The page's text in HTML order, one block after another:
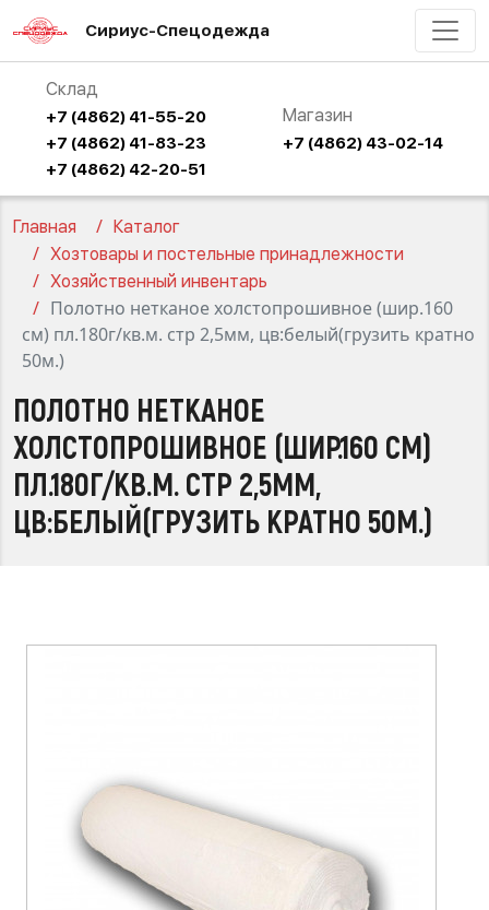
Сириус-Спецодежда
Склад
+7 (4862) 41-55-20
+7 (4862) 41-83-23
+7 (4862) 42-20-51
Магазин
+7 (4862) 43-02-14
Главная
Каталог
Хозтовары и постельные принадлежности
Хозяйственный инвентарь
Полотно нетканое холстопрошивное (шир.160
см) пл.180г/кв.м. стр 2,5мм, цв:белый(грузить кратно
50м.)
ПОЛОТНО НЕТКАНОЕ
ХОЛСТОПРОШИВНОЕ (ШИР.160 СМ)
ПЛ.180Г/КВ.М. СТР 2,5ММ,
ЦВ:БЕЛЫЙ(ГРУЗИТЬ КРАТНО 50М.)